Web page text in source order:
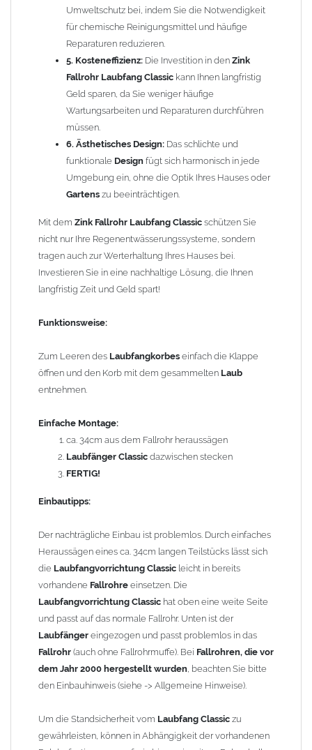
Einbautipps:
Der nachträgliche Einbau ist problemlos. Durch einfaches
Heraussägen eines ca. 34cm langen Teilstücks lässt sich die
Laubfangvorrichtung Classicleicht in bereits vorhandene
einsetzen. DieLaubfangvorrichtung Classic
eine weite Seite und passt auf das normale Fallrohr. Unten ist
Laubfängereingezogen und passt problemlos in das
(auch ohne Fallrohrmuffe). BeiFallrohren, die vor dem
Jahr 2000 hergestellt wurden , beachten Sie bitte den
Einbauhinweis (siehe -> Allgemeine Hinweise).
Technische Details:
Größe: fürZink Fallrohrenach DIN 18461 mit
Außendurchmesser 76mm
Gewicht: 0,98 kg
Allgemeine Hinweise / Informationen:
Bei allen Angaben von"Zink"handelt es sich um"Titanzink"
Titanzink ist eine Legierung aus Zink (99,995%) und
Spurenelementen von Titan und Kupfer. Durch die
Legierungsbestandteile ändern sich die Materialeigenschaften
und das Titanzinkblech kann dadurch verformt und gekantet
werden. Reines Zink würde beim Kanten brechen.
Wegen derelektrochemischen Kontaktkorrosiondürfen
Kupferbauteile nicht mit Zink, Aluminium oder verzinkten
Umweltschutz bei, indem Sie die Notwendigkeit
für chemische Reinigungsmittel und häufige
Reparaturen reduzieren.
5. Kosteneffizienz: Die Investition in den Zink
Fallrohr Laubfang Classic kann Ihnen langfristig
Geld sparen, da Sie weniger häufige
Wartungsarbeiten und Reparaturen durchführen
müssen.
6. Ästhetisches Design: Das schlichte und
funktionale Design fügt sich harmonisch in jede
Umgebung ein, ohne die Optik Ihres Hauses oder
Gartens zu beeinträchtigen.
Mit dem Zink Fallrohr Laubfang Classic schützen Sie
nicht nur Ihre Regenentwässerungssysteme, sondern
tragen auch zur Werterhaltung Ihres Hauses bei.
Investieren Sie in eine nachhaltige Lösung, die Ihnen
langfristig Zeit und Geld spart!
Funktionsweise:
Zum Leeren des Laubfangkorbes einfach die Klappe
öffnen und den Korb mit dem gesammelten Laub
entnehmen.
Einfache Montage:
ca. 34cm aus dem Fallrohr heraussägen
Laubfänger Classic dazwischen stecken
FERTIG!
Einbautipps:
Der nachträgliche Einbau ist problemlos. Durch einfaches
Heraussägen eines ca. 34cm langen Teilstücks lässt sich
die Laubfangvorrichtung Classic leicht in bereits
vorhandene Fallrohre einsetzen. Die
Laubfangvorrichtung Classic hat oben eine weite Seite
und passt auf das normale Fallrohr. Unten ist der
Laubfänger eingezogen und passt problemlos in das
Fallrohr (auch ohne Fallrohrmuffe). Bei Fallrohren, die vor
dem Jahr 2000 hergestellt wurden, beachten Sie bitte
den Einbauhinweis (siehe -> Allgemeine Hinweise).
Um die Standsicherheit vom Laubfang Classic zu
gewährleisten, können in Abhängigkeit der vorhandenen